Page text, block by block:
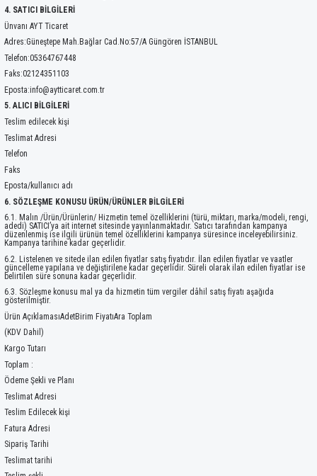
4. SATICI BİLGİLERİ
Ünvanı AYT Ticaret
Adres:Güneştepe Mah.Bağlar Cad.No:57/A Güngören İSTANBUL
Telefon:05364767448
Faks:02124351103
Eposta:info@aytticaret.com.tr
5. ALICI BİLGİLERİ
Teslim edilecek kişi
Teslimat Adresi
Telefon
Faks
Eposta/kullanıcı adı
6. SÖZLEŞME KONUSU ÜRÜN/ÜRÜNLER BİLGİLERİ
6.1. Malın /Ürün/Ürünlerin/ Hizmetin temel özelliklerini (türü, miktarı, marka/modeli, rengi,
adedi) SATICI’ya ait internet sitesinde yayınlanmaktadır. Satıcı tarafından kampanya
düzenlenmiş ise ilgili ürünün temel özelliklerini kampanya süresince inceleyebilirsiniz.
Kampanya tarihine kadar geçerlidir.
6.2. Listelenen ve sitede ilan edilen fiyatlar satış fiyatıdır. İlan edilen fiyatlar ve vaatler
güncelleme yapılana ve değiştirilene kadar geçerlidir. Süreli olarak ilan edilen fiyatlar ise
belirtilen süre sonuna kadar geçerlidir.
6.3. Sözleşme konusu mal ya da hizmetin tüm vergiler dâhil satış fiyatı aşağıda
gösterilmiştir.
Ürün AçıklamasıAdetBirim FiyatıAra Toplam
(KDV Dahil)
Kargo Tutarı
Toplam :
Ödeme Şekli ve Planı
Teslimat Adresi
Teslim Edilecek kişi
Fatura Adresi
Sipariş Tarihi
Teslimat tarihi